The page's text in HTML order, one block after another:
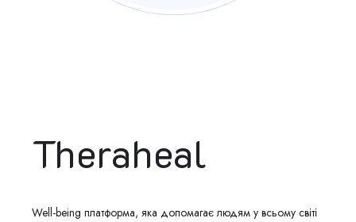
Theraheal
Well-being платформа, яка допомагає людям у всьому світі